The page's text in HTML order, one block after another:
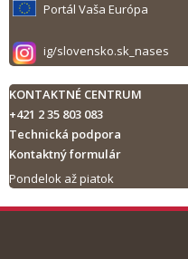
Portál Vaša Európa
ig/slovensko.sk_nases
KONTAKTNÉ CENTRUM
+421 2 35 803 083
Technická podpora
Kontaktný formulár
Pondelok až piatok
Tlač obsahu